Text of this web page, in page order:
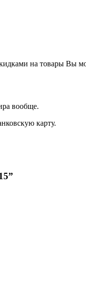
на товары Вы
вообще.
карту.